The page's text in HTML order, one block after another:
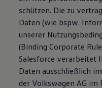
schützen. Die zu
Daten (wie bspw.
unserer
(Binding Corporate
Salesforce verarbeitet
Daten ausschließlich
der Volkswagen AG im